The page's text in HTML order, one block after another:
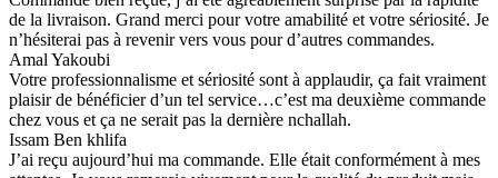
de la livraison. Grand merci pour votre amabilité et votre sériosité. Je
n’hésiterai pas à revenir vers vous pour d’autres commandes.
Amal Yakoubi
Votre professionnalisme et sériosité sont à applaudir, ça fait vraiment
plaisir de bénéficier d’un tel service…c’est ma deuxième commande
chez vous et ça ne serait pas la dernière nchallah.
Issam Ben khlifa
J’ai reçu aujourd’hui ma commande. Elle était conformément à mes